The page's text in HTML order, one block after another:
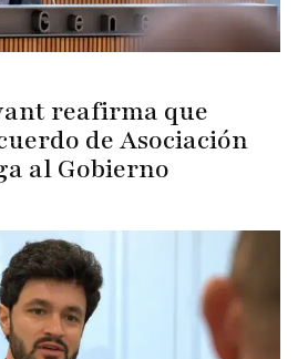
reafirma que
de Asociación
al Gobierno